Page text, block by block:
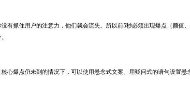
有抓住用户的注意力，他们就会流失。所以前5秒必须出现爆点（颜值
心爆点仍未到的情况下，可以使用悬念式文案。用疑问式的语句设置悬